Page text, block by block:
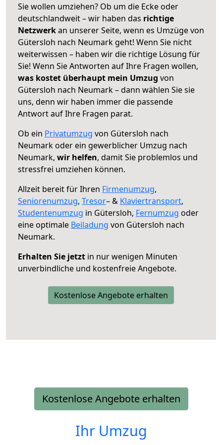
Sie wollen umziehen? Ob um die Ecke oder
deutschlandweit – wir haben das richtige
Netzwerkan unserer Seite, wenn es Umzüge von
Gütersloh nach Neumark geht! Wenn Sie nicht
weiterwissen – haben wir die richtige Lösung für
Sie! Wenn Sie Antworten auf Ihre Fragen wollen,
was kostet überhaupt mein Umzug von
Gütersloh nach Neumark – dann wählen Sie sie
uns, denn wir haben immer die passende
Antwort auf Ihre Fragen parat.
Ob ein Privatumzug von Gütersloh nach
Neumark oder ein gewerblicher Umzug nach
Neumark, wir helfen, damit Sie problemlos und
stressfrei umziehen können.
Allzeit bereit für Ihren Firmenumzug,
Seniorenumzug, Tresor– & Klaviertransport,
Studentenumzug in Gütersloh, Fernumzug oder
eine optimale Beiladung von Gütersloh nach
Neumark.
Erhalten Sie jetzt in nur wenigen Minuten
unverbindliche und kostenfreie Angebote.
Kostenlose Angebote erhalten
Kostenlose Angebote erhalten
Ihr Umzug